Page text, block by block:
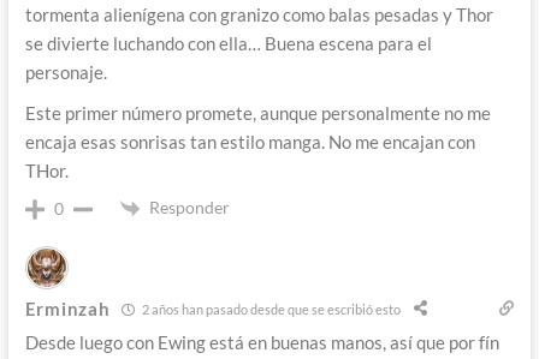
tormenta alienígena con granizo como balas pesadas y Thor
se divierte luchando con ella… Buena escena para el
personaje.
Este primer número promete, aunque personalmente no me
encaja esas sonrisas tan estilo manga. No me encajan con
THor.
0 Responder
Erminzah 2 años han pasado desde que se escribió esto
Desde luego con Ewing está en buenas manos, así que por fín